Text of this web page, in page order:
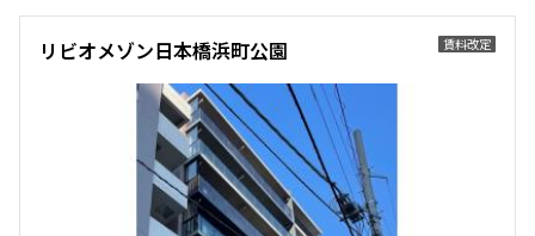
専任物件
申込無し物件のみ表示
賃料改定
リビオメゾン日本橋浜町公園